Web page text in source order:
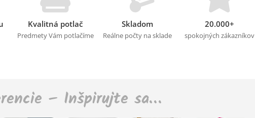
Kvalitná potlač
Predmety Vám potlačíme
Skladom
Reálne počty na sklade
20.000+
spokojných zákazníkov
– Inšpirujte sa…